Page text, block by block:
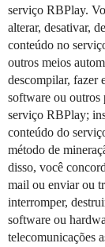
serviço RBPlay.
alterar, desativar,
conteúdo no
outros meios
descompilar, fazer
software ou outros
serviço RBPlay;
conteúdo do
método de
disso, você
mail ou enviar ou
interromper,
software ou
telecomunicações